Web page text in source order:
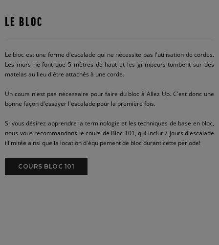
LE BLOC
Le bloc est une forme d'escalade qui ne nécessite pas l'utilisation de cordes.
Les murs ne font que 5 mètres de haut et les grimpeurs tombent sur des
matelas au lieu d'être attachés à une corde.
Un cours n'est pas nécessaire pour faire du bloc à Allez Up. C'est donc une
bonne façon d'essayer l'escalade pour la première fois.
Si vous désirez apprendre la terminologie et les techniques de base en bloc,
nous vous recommandons le cours de Bloc 101, qui inclut 7 jours d'escalade
illimitée ainsi que la location d'équipement de bloc durant cette période!
COURS BLOC 101